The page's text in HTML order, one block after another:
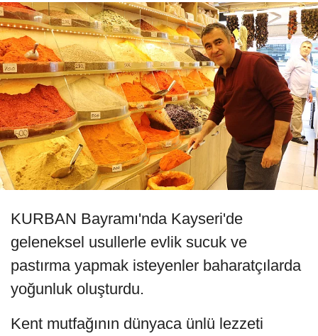
KURBAN Bayramı'nda Kayseri'de
geleneksel usullerle evlik sucuk ve
pastırma yapmak isteyenler baharatçılarda
yoğunluk oluşturdu.
Kent mutfağının dünyaca ünlü lezzeti